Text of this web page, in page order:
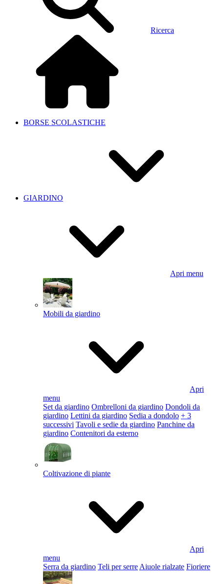
Ricerca
BORSE SCOLASTICHE
GIARDINO
Apri menu
Mobili da giardino
Apri
menu
Set da giardino Ombrelloni da giardino Dondoli da
giardino Lettini da giardino Sedia a dondolo + 3
successivi Tavoli e sedie da giardino Panchine da
giardino Contenitori da esterno
Coltivazione di piante
Apri
menu
Serra da giardino Teli per serre Aiuole rialzate Fioriere